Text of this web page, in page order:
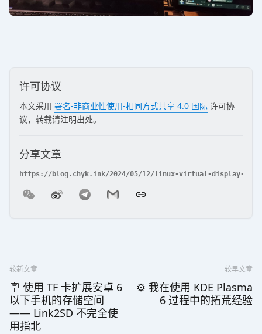
许可协议
本文采用 署名-非商业性使用-相同方式共享 4.0 国际 许可协
议，转载请注明出处。
分享文章
较新文章
🪧 使用 TF 卡扩展安卓 6
以下手机的存储空间
—— Link2SD 不完全使
用指北
较早文章
⚙️ 我在使用 KDE Plasma
6 过程中的拓荒经验